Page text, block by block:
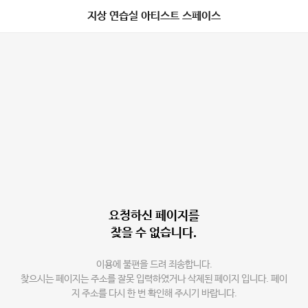
지상 연습실 아티스트 스페이스
요청하신 페이지를
찾을 수 없습니다.
이용에 불편을 드려 죄송합니다.
찾으시는 페이지는 주소를 잘못 입력하였거나 삭제된 페이지 입니다. 페이
지 주소를 다시 한 번 확인해 주시기 바랍니다.